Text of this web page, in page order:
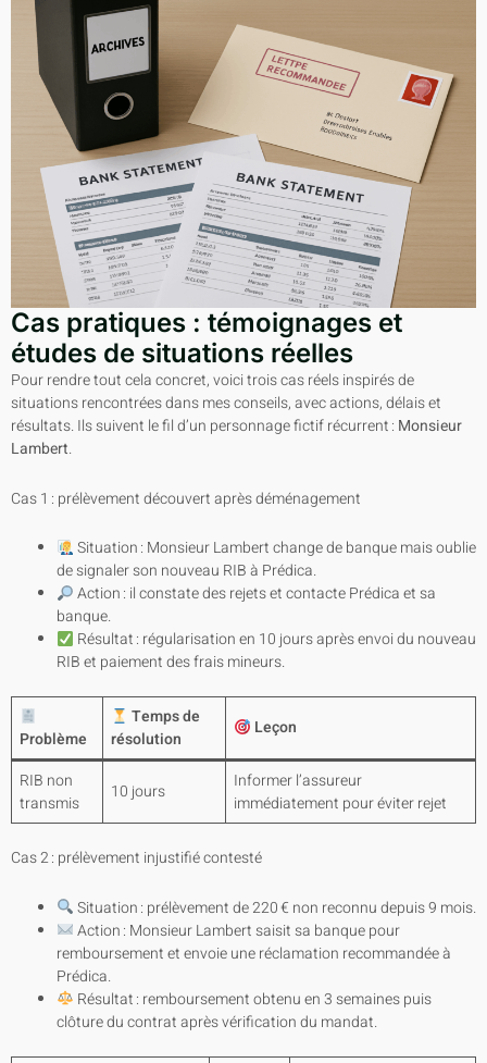
Cas pratiques : témoignages et
études de situations réelles
Pour rendre tout cela concret, voici trois cas réels inspirés de
situations rencontrées dans mes conseils, avec actions, délais et
résultats. Ils suivent le fil d’un personnage fictif récurrent : Monsieur
Lambert.
Cas 1 : prélèvement découvert après déménagement
Situation : Monsieur Lambert change de banque mais oublie
de signaler son nouveau RIB à Prédica.
Action : il constate des rejets et contacte Prédica et sa
banque.
Résultat : régularisation en 10 jours après envoi du nouveau
RIB et paiement des frais mineurs.
Problème
Temps de
résolution
Leçon
RIB non
transmis
10 jours
Informer l’assureur
immédiatement pour éviter rejet
Cas 2 : prélèvement injustifié contesté
Situation : prélèvement de 220 € non reconnu depuis 9 mois.
Action : Monsieur Lambert saisit sa banque pour
remboursement et envoie une réclamation recommandée à
Prédica.
Résultat : remboursement obtenu en 3 semaines puis
clôture du contrat après vérification du mandat.